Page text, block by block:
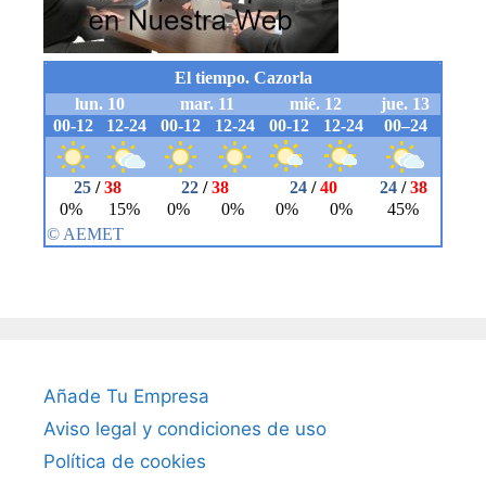
Añade Tu Empresa
Aviso legal y condiciones de uso
Política de cookies